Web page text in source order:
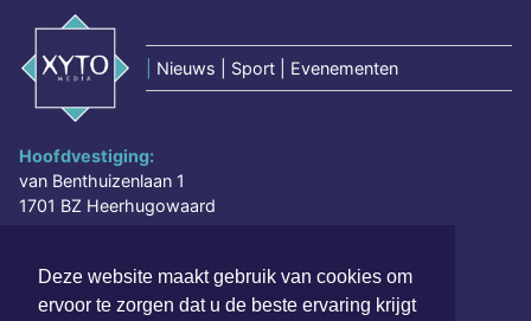
Deze website maakt gebruik van cookies om
ervoor te zorgen dat u de beste ervaring krijgt
Nieuws | Sport | Evenementen
Hoofdvestiging:
van Benthuizenlaan 1
1701 BZ Heerhugowaard
redactie@xyto.nl
www.xyto.nl